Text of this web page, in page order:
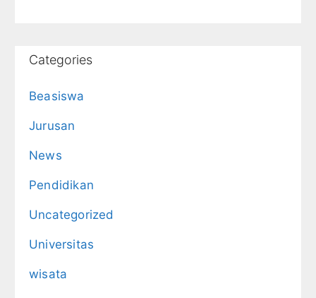
Categories
Beasiswa
Jurusan
News
Pendidikan
Uncategorized
Universitas
wisata